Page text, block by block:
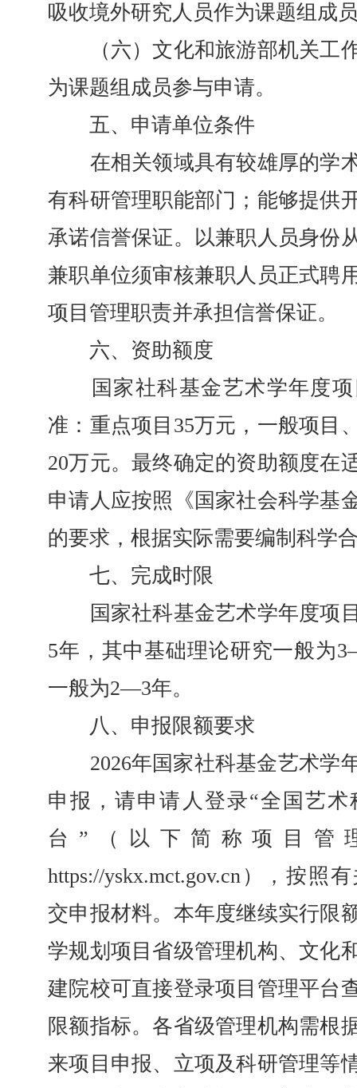
吸收境外研究人员作为课题组成
（六）文化和旅游部机关工
为课题组成员参与申请。
五、申请单位条件
在相关领域具有较雄厚的学
有科研管理职能部门；能够提供
承诺信誉保证。以兼职人员身份
兼职单位须审核兼职人员正式聘
项目管理职责并承担信誉保证。
六、资助额度
国家社科基金艺术学年度项
准：重点项目35万元，一般项目
20万元。最终确定的资助额度在
申请人应按照《国家社会科学基
的要求，根据实际需要编制科学
七、完成时限
国家社科基金艺术学年度项
5年，其中基础理论研究一般为
一般为2—3年。
八、申报限额要求
2026年国家社科基金艺术学
申报，请申请人登录“全国艺
台”（以下简称项目管
https://yskx.mct.gov.cn），按照
交申报材料。本年度继续实行限
学规划项目省级管理机构、文化
建院校可直接登录项目管理平台
限额指标。各省级管理机构需根
来项目申报、立项及科研管理等